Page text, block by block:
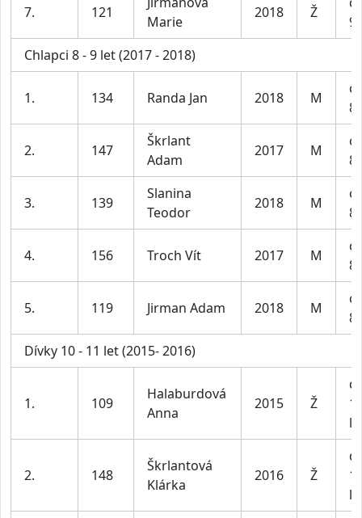
7. 121
Marie
2018 Ž
9
Chlapci 8 - 9 let (2017 - 2018)
1. 134 Randa Jan 2018 M
2. 147
Škrlant
Adam
2017 M
3. 139
Slanina
Teodor
2018 M
4. 156 Troch Vít 2017 M
5. 119 Jirman Adam 2018 M
Dívky 10 - 11 let (2015- 2016)
1. 109
Halaburdová
Anna
2015 Ž
2. 148
Škrlantová
Klárka
2016 Ž